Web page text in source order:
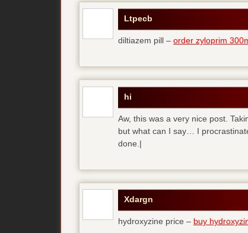
Ltpecb
diltiazem pill – order zyloprim
hi
Aw, this was a very nice post.
but what can I say… I
done.|
Xdargn
hydroxyzine price – buy